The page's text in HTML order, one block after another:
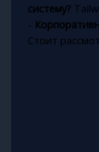
систему?
-
Стоит